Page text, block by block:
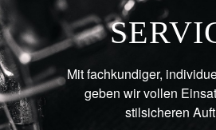
Mit fachkundiger,
geben wir vollen
stilsicheren